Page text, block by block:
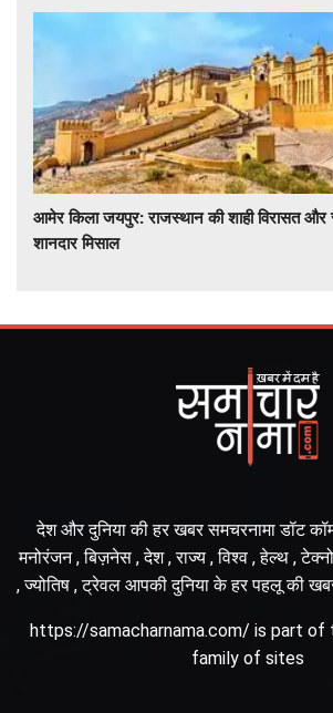
आमेर किला जयपुर: राजस्थान की शाही विरासत और
शानदार मिसाल
देश और दुनिया की हर खबर समचरनामा डॉट
मनोरंजन , बिज़नेस , देश , राज्य , विश्व , हेल्थ ,
, ज्योतिष , ट्रेवल आपकी दुनिया के हर पहलू की
https://samacharnama.com/ is part of
family of sites